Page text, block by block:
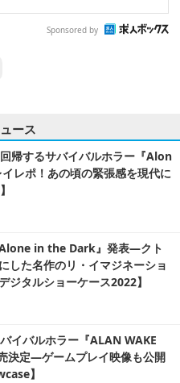
Sponsored by
ース
帰するサバイバルホラー『Alon
レポ！あの頃の緊張感を現代に
in the Dark』発表―クト
した名作のリ・イマジネーショ
タルショーケース2022】
イバルホラー『ALAN WAKE
決定―ゲームプレイ映像も公開
】